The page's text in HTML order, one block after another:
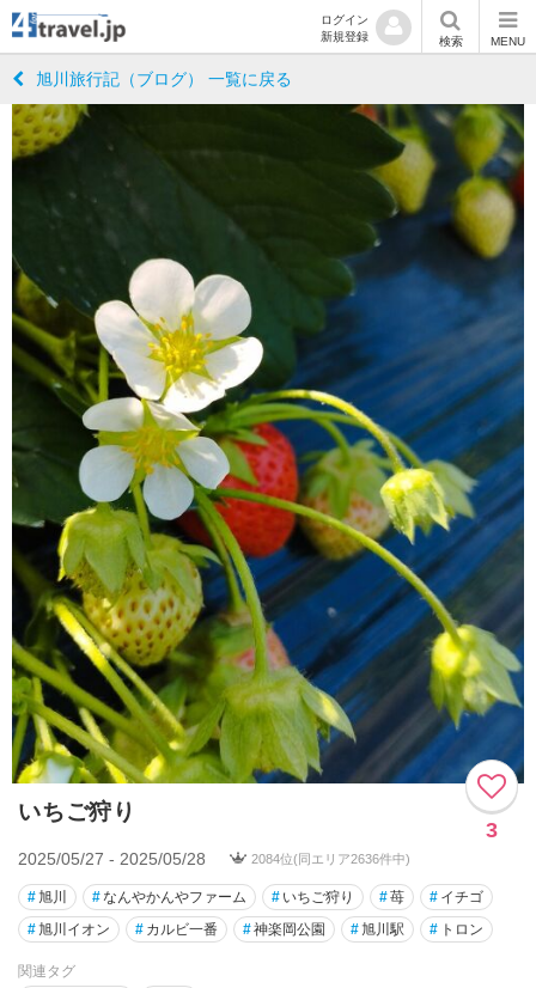
ログイン
新規登録
検索 MENU
旭川旅行記（ブログ） 一覧に戻る
いちご狩り
3
2025/05/27 - 2025/05/28 2084位(同エリア2636件中)
#旭川 #なんやかんやファーム # いちご狩り #苺 # イチゴ
#旭川イオン # カルビ一番 #神楽岡公園 #旭川駅 # トロン
関連タグ